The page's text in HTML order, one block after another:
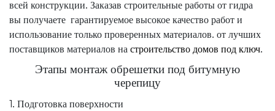
всей конструкции. Заказав строительные работы от гидра
вы получаете гарантируемое высокое качество работ и
использование только проверенных материалов. от лучших
поставщиков материалов на строительство домов под ключ.
Этапы монтаж обрешетки под битумную
черепицу
1. Подготовка поверхности